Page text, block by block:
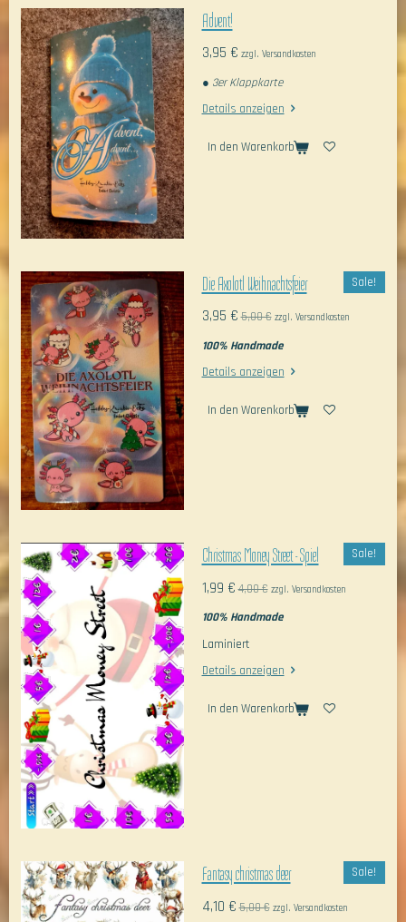
Advent!
3,95 € zzgl. Versandkosten
● 3er Klappkarte
Details anzeigen
In den Warenkorb
Sale!
Die Axolotl Weihnachtsfeier
3,95 € 5,00 € zzgl. Versandkosten
100% Handmade
Details anzeigen
In den Warenkorb
Sale!
Christmas Money Street - Spiel
1,99 € 4,00 € zzgl. Versandkosten
100% Handmade
Laminiert
Details anzeigen
In den Warenkorb
Sale!
Fantasy christmas deer
4,10 € 5,00 € zzgl. Versandkosten